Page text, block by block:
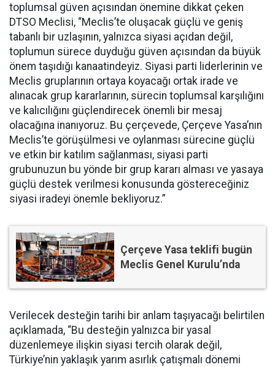
toplumsal güven açısından önemine dikkat çeken
DTSO Meclisi, “Meclis’te oluşacak güçlü ve geniş
tabanlı bir uzlaşının, yalnızca siyasi açıdan değil,
toplumun sürece duyduğu güven açısından da büyük
önem taşıdığı kanaatindeyiz. Siyasi parti liderlerinin ve
Meclis gruplarının ortaya koyacağı ortak irade ve
alınacak grup kararlarının, sürecin toplumsal karşılığını
ve kalıcılığını güçlendirecek önemli bir mesaj
olacağına inanıyoruz. Bu çerçevede, Çerçeve Yasa’nın
Meclis’te görüşülmesi ve oylanması sürecine güçlü
ve etkin bir katılım sağlanması, siyasi parti
grubunuzun bu yönde bir grup kararı alması ve yasaya
güçlü destek verilmesi konusunda göstereceğiniz
siyasi iradeyi önemle bekliyoruz.”
Çerçeve Yasa teklifi bugün
Meclis Genel Kurulu’nda
Verilecek desteğin tarihi bir anlam taşıyacağı belirtilen
açıklamada, “Bu desteğin yalnızca bir yasal
düzenlemeye ilişkin siyasi tercih olarak değil,
Türkiye’nin yaklaşık yarım asırlık çatışmalı dönemi